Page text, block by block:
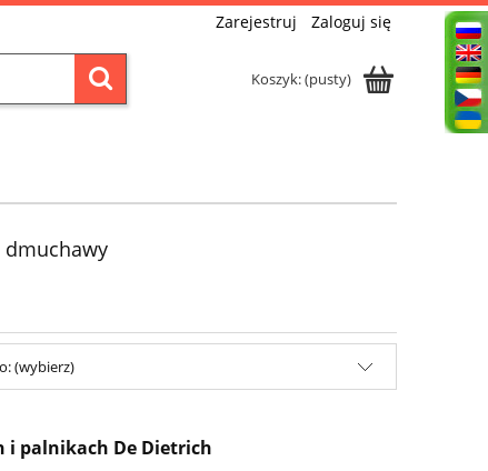
Zarejestruj Zaloguj się
Koszyk:(pusty)
(wybierz)
i palnikach De Dietrich